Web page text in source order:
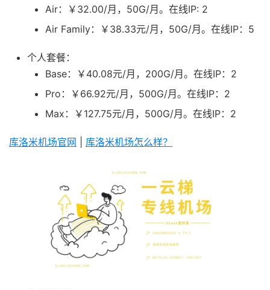
Air：￥32.00/月，50G/月。在线IP: 2
Air Family：￥38.33元/月，50G/月。在线IP：5
个人套餐：
Base：￥40.08元/月，200G/月。在线IP：2
Pro：￥66.92元/月，500G/月。在线IP：2
Max：￥127.75元/月，500G/月。在线IP：2
库洛米机场官网 库洛米机场怎么样？